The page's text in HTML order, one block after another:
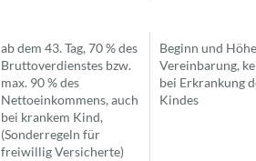
ab dem 43. Tag, 70 % des
Bruttoverdienstes bzw.
max. 90 % des
Nettoeinkommens, auch
bei krankem Kind,
(Sonderregeln für
freiwillig Versicherte)
Beginn und
Vereinbarung,
bei Erkrankung
Kindes